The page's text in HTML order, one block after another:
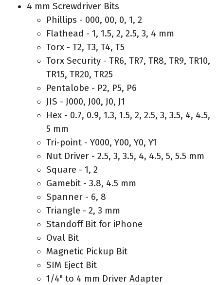
4 mm Screwdriver Bits
Phillips - 000, 00, 0, 1, 2
Flathead - 1, 1.5, 2, 2.5, 3, 4 mm
Torx - T2, T3, T4, T5
Torx Security - TR6, TR7, TR8, TR9, TR10,
TR15, TR20, TR25
Pentalobe - P2, P5, P6
JIS - J000, J00, J0, J1
Hex - 0.7, 0.9, 1.3, 1.5, 2, 2.5, 3, 3.5, 4, 4.5,
5 mm
Tri-point - Y000, Y00, Y0, Y1
Nut Driver - 2.5, 3, 3.5, 4, 4.5, 5, 5.5 mm
Square - 1, 2
Gamebit - 3.8, 4.5 mm
Spanner - 6, 8
Triangle - 2, 3 mm
Standoff Bit for iPhone
Oval Bit
Magnetic Pickup Bit
SIM Eject Bit
1/4" to 4 mm Driver Adapter